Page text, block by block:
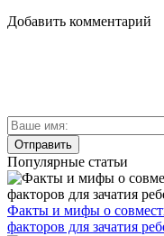
Добавить комментарий
Популярные статьи
Факты и мифы о
факторов для зачатия